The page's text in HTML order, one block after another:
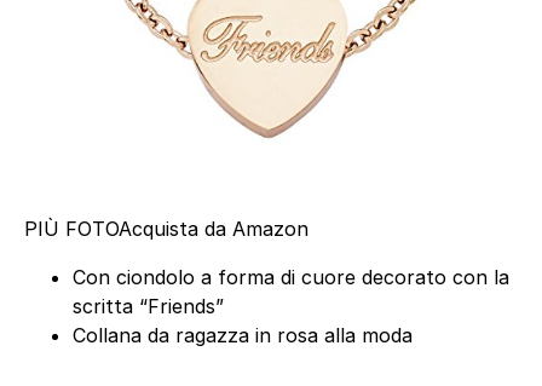
PIÙ FOTOAcquista da Amazon
Con ciondolo a forma di cuore decorato con la
scritta “Friends”
Collana da ragazza in rosa alla moda